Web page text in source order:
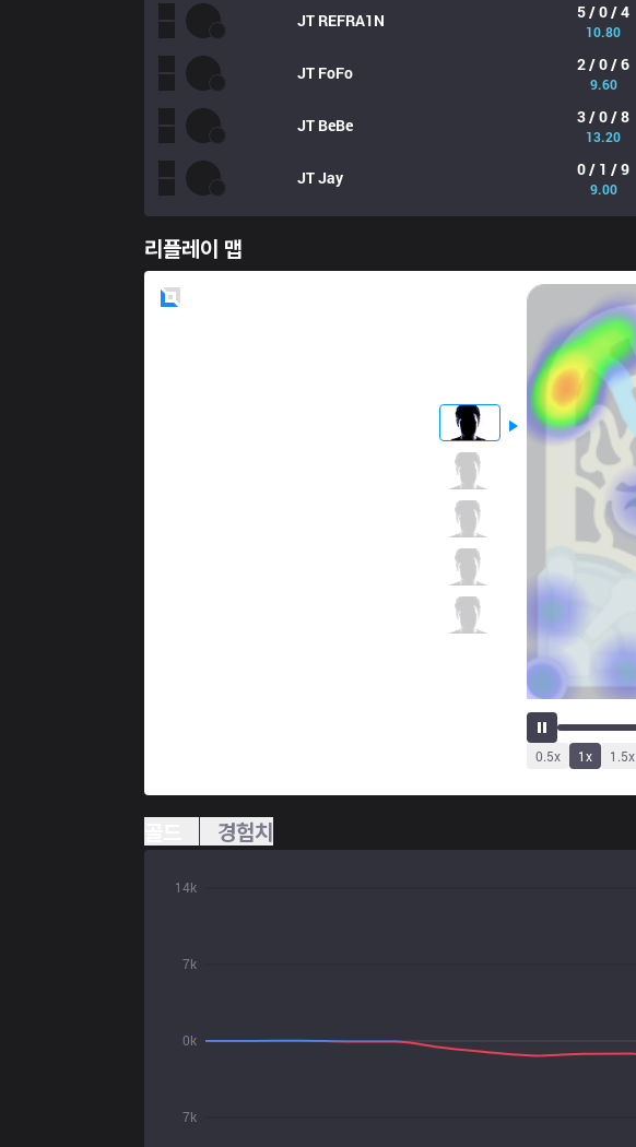
JT REFRA1N 5 / 0 / 4
10.80
JT FoFo 2 / 0 / 6
9.60
JT BeBe 3 / 0 / 8
13.20
JTJay 0 / 1 / 9
9.00
리플레이 맵
0.5x 1x 1.5x
경험치
7k
0k
7k
14k